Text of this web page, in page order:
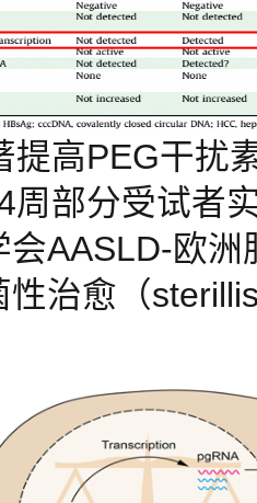
提高PEG干扰
周部分受试者
AASLD-欧
性治愈（